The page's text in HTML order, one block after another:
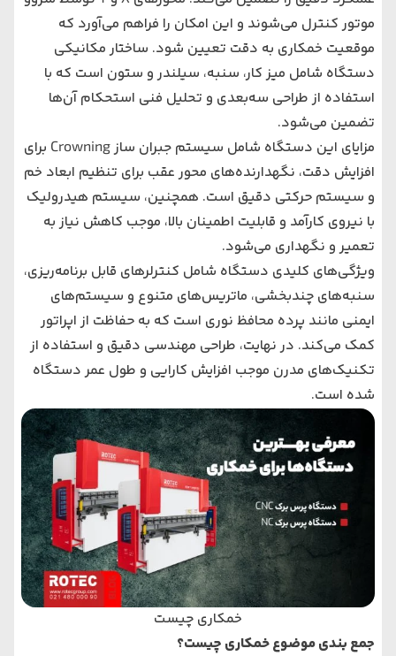
موتور کنترل می‌شوند و این امکان را فراهم می‌آورد که
موقعیت خمکاری به دقت تعیین شود. ساختار مکانیکی
دستگاه شامل میز کار، سنبه، سیلندر و ستون است که با
استفاده از طراحی سه‌بعدی و تحلیل فنی استحکام آن‌ها
تضمین می‌شود.
مزایای این دستگاه شامل سیستم جبران ساز Crowning برای
افزایش دقت، نگهدارنده‌های محور عقب برای تنظیم ابعاد خم
و سیستم حرکتی دقیق است. همچنین، سیستم هیدرولیک
با نیروی کارآمد و قابلیت اطمینان بالا، موجب کاهش نیاز به
تعمیر و نگهداری می‌شود.
ویژگی‌های کلیدی دستگاه شامل کنترلرهای قابل برنامه‌ریزی،
سنبه‌های چندبخشی، ماتریس‌های متنوع و سیستم‌های
ایمنی مانند پرده محافظ نوری است که به حفاظت از اپراتور
کمک می‌کند. در نهایت، طراحی مهندسی دقیق و استفاده از
تکنیک‌های مدرن موجب افزایش کارایی و طول عمر دستگاه
شده است.
خمکاری چیست
جمع بندی موضوع خمکاری چیست؟